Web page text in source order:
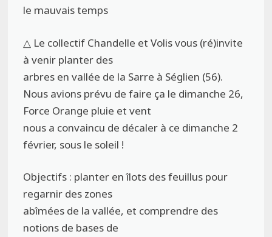
le mauvais temps
△ Le collectif Chandelle et Volis vous (ré)invite
à venir planter des
arbres en vallée de la Sarre à Séglien (56).
Nous avions prévu de faire ça le dimanche 26,
Force Orange pluie et vent
nous a convaincu de décaler à ce dimanche 2
février, sous le soleil !
Objectifs : planter en îlots des feuillus pour
regarnir des zones
abîmées de la vallée, et comprendre des
notions de bases de